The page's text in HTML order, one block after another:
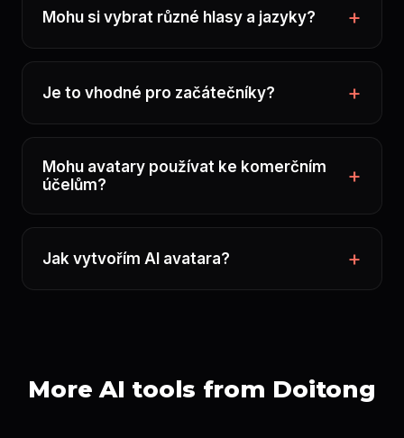
Mohu si vybrat různé hlasy a jazyky?
Je to vhodné pro začátečníky?
Mohu avatary používat ke komerčním
účelům?
Jak vytvořím AI avatara?
More AI tools from Doitong